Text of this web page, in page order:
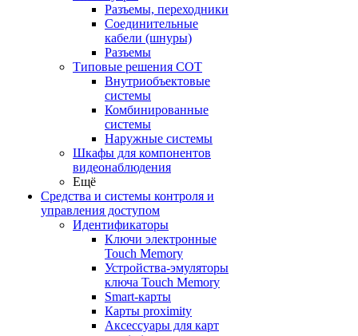
Разъемы, переходники
Соединительные
кабели (шнуры)
Разъемы
Типовые решения СОТ
Внутриобъектовые
системы
Комбинированные
системы
Наружные системы
Шкафы для компонентов
видеонаблюдения
Ещё
Средства и системы контроля и
управления доступом
Идентификаторы
Ключи электронные
Touch Memory
Устройства-эмуляторы
ключа Touch Memory
Smart-карты
Карты proximity
Аксессуары для карт